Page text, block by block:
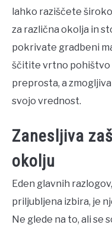
lahko raziščete
za različna okolja in
pokrivate gradbeni
ščitite vrtno pohištvo
preprosta, a
svojo vrednost.
Zanesljiva
okolju
Eden glavnih
priljubljena izbira, je
Ne glede na to, ali se